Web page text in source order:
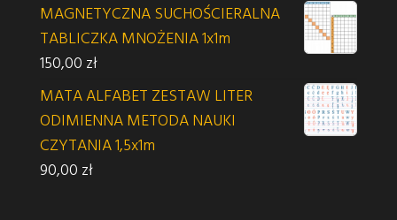
MAGNETYCZNA SUCHOŚCIERALNA
TABLICZKA MNOŻENIA 1x1m
150,00 zł
MATA ALFABET ZESTAW LITER
ODIMIENNA METODA NAUKI
CZYTANIA 1,5x1m
90,00 zł